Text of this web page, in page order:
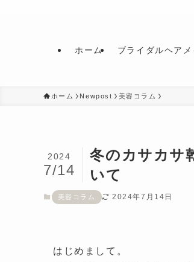
ホーム ブライダルヘア
ホーム Newpost 美容コラム
冬のカサカサ
いて
2024
7/14
美容コラム 2024年7月14日
はじめまして。